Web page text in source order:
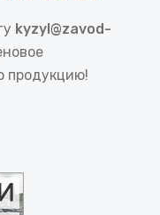
kyzyl@zavod-
продукцию!